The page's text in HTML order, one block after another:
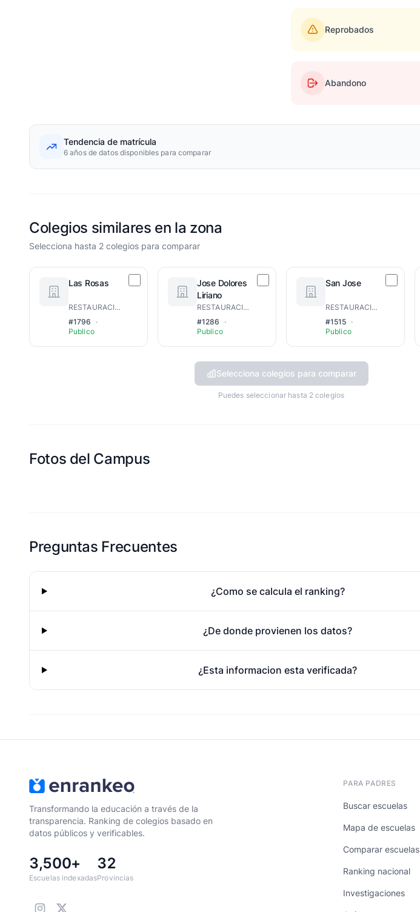
Reprobados
Abandono
Tendencia de matrícula
6 años de datos disponibles para comparar
Colegios similares en la zona
Selecciona hasta 2 colegios para comparar
Las Rosas
RESTAURACION
#1796
·
Publico
Jose Dolores
Liriano
RESTAURACION
#1286
·
Publico
San Jose
RESTAURACION
#1515 ·
Publico
Selecciona colegios para comparar
Puedes seleccionar hasta 2 colegios
Fotos del Campus
Preguntas Frecuentes
¿Como se calcula el ranking?
¿De donde provienen los datos?
¿Esta informacion esta verificada?
Transformando la educación a través de la
transparencia. Ranking de colegios basado en
datos públicos y verificables.
3,500+
Escuelas indexadas
32
Provincias
PARA PADRES
Buscar escuelas
Mapa de escuelas
Comparar escuelas
Ranking nacional
Investigaciones